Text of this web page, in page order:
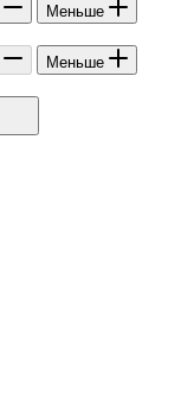
Меньше
Меньше